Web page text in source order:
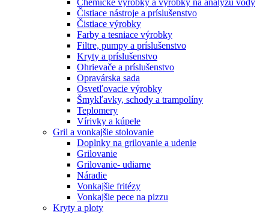
Čistiace nástroje a príslušenstvo
Čistiace výrobky
Farby a tesniace výrobky
Filtre, pumpy a príslušenstvo
Kryty a príslušenstvo
Ohrievače a príslušenstvo
Opravárska sada
Osvetľovacie výrobky
Šmykľavky, schody a trampolíny
Teplomery
Vírivky a kúpele
Gril a vonkajšie stolovanie
Doplnky na grilovanie a udenie
Grilovanie
Grilovanie- udiarne
Náradie
Vonkajšie fritézy
Vonkajšie pece na pizzu
Kryty a ploty